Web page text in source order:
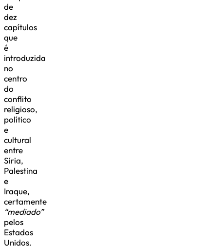
de
dez
capítulos
que
é
introduzida
no
centro
do
conflito
religioso,
político
e
cultural
entre
Síria,
Palestina
e
Iraque,
certamente
“mediado”
pelos
Estados
Unidos.